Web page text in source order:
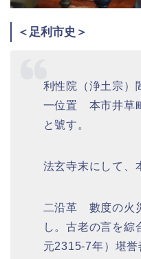
＜足利市史＞
利性院（浄土宗）
一位置 本市井草
と號す。
法玄寺末にして、
二沿革 數度の火
し。古老の言を綜
元2315-7年）堪